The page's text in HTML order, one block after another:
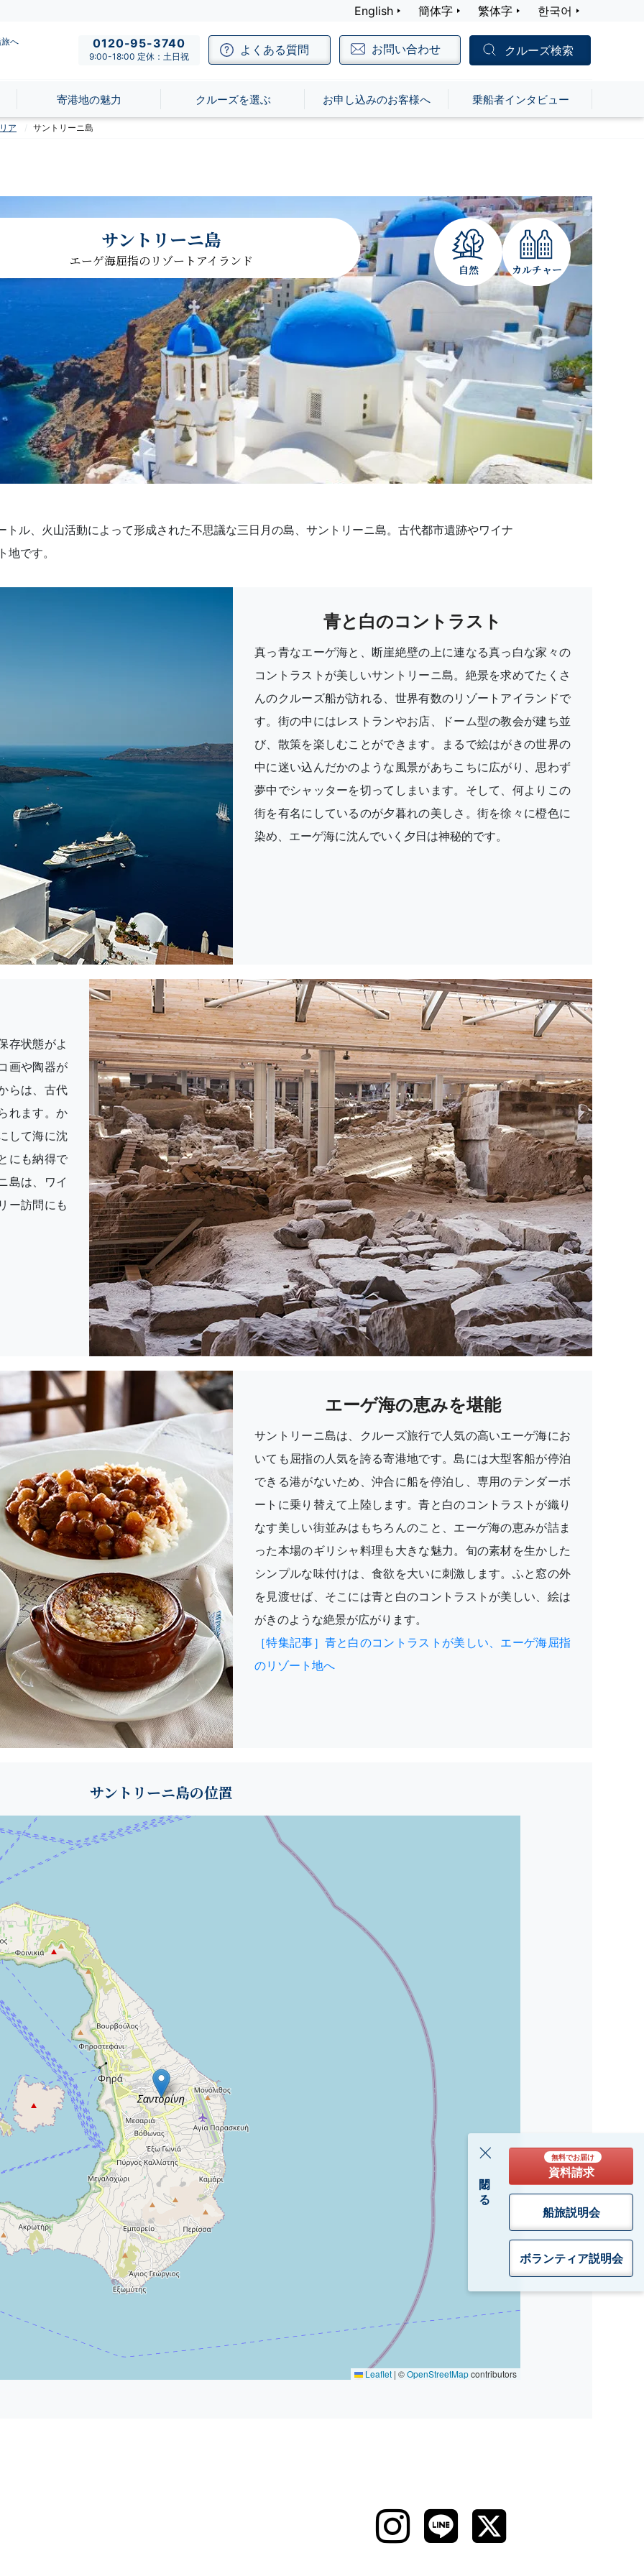
English 簡体字 繁体字 한국어
へ 0120-95-3740
9:00-18:00 定休：土日祝 よくある質問 お問い合わせ クルーズ検索
寄港地の魅力 クルーズを選ぶ お申し込みのお客様へ 乗船者インタビュー
閉じる
無料でお届け
資料請求
船旅説明会
ボランティア説明会
ア サントリーニ島
サントリーニ島
エーゲ海屈指のリゾートアイランド
自然 カルチャー
ル、火山活動によって形成された不思議な三日月の島、サントリーニ島。古代都市遺跡やワイナ
です。
青と白のコントラスト
真っ青なエーゲ海と、断崖絶壁の上に連なる真っ白な家々の
コントラストが美しいサントリーニ島。絶景を求めてたくさ
んのクルーズ船が訪れる、世界有数のリゾートアイランドで
す。街の中にはレストランやお店、ドーム型の教会が建ち並
び、散策を楽しむことができます。まるで絵はがきの世界の
中に迷い込んだかのような風景があちこちに広がり、思わず
夢中でシャッターを切ってしまいます。そして、何よりこの
街を有名にしているのが夕暮れの美しさ。街を徐々に橙色に
染め、エーゲ海に沈んでいく夕日は神秘的です。
存状態がよ
画や陶器が
らは、古代
れます。か
して海に沈
にも納得で
島は、ワイ
ー訪問にも
エーゲ海の恵みを堪能
サントリーニ島は、クルーズ旅行で人気の高いエーゲ海にお
いても屈指の人気を誇る寄港地です。島には大型客船が停泊
できる港がないため、沖合に船を停泊し、専用のテンダーボ
ートに乗り替えて上陸します。青と白のコントラストが織り
なす美しい街並みはもちろんのこと、エーゲ海の恵みが詰ま
った本場のギリシャ料理も大きな魅力。旬の素材を生かした
シンプルな味付けは、食欲を大いに刺激します。ふと窓の外
を見渡せば、そこには青と白のコントラストが美しい、絵は
がきのような絶景が広がります。
［特集記事］青と白のコントラストが美しい、エーゲ海屈指
のリゾート地へ
サントリーニ島の位置
Leaflet | ©OpenStreetMapcontributors